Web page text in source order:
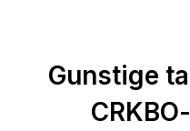
Gunstige